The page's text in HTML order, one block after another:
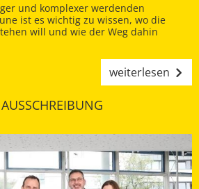
und komplexer werdenden
ist es wichtig zu wissen, wo die
will und wie der Weg dahin
weiterlesen